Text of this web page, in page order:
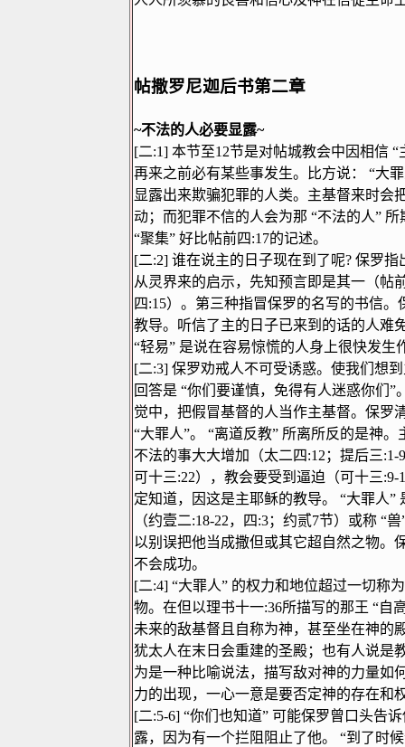
帖撒罗尼迦后书第二章
~不法的人必要显露~
[二:1] 本节至12节是对帖城教会中因相信 “
再来之前必有某些事发生。比方说：
“大
显露出来欺骗犯罪的人类。主基督来时会
动；而犯罪不信的人会为那 “不法的人” 所
“聚集” 好比帖前四:17的记述。
[二:2] 谁在说主的日子现在到了呢? 保罗指
从灵界来的启示，先知预言即是其一（帖
四:15）。第三种指冒保罗的名写的书信
教导。听信了主的日子已来到的话的人难
“轻易” 是说在容易惊慌的人身上很快发生
[二:3] 保罗劝戒人不可受诱惑。使我们想
回答是 “你们要谨慎，免得有人迷惑你们 ”
觉中，把假冒基督的人当作主基督。保罗
“大罪人”。 “离道反教” 所离所反的是神。
不法的事大大增加（太二四:12 ；提后三:1-9
可十三:22），教会要受到逼迫（可十三:9-
定知道，因这是主耶稣的教导。
“大罪人”
（约壹二:18-22，四:3；约贰7节）或称 “兽
以别误把他当成撒但或其它超自然之物。
不会成功。
[二:4] “大罪人” 的权力和地位超过一切称
物。在但以理书十一:36所描写的那王 “自
未来的敌基督且自称为神，甚至坐在神的
犹太人在末日会重建的圣殿；也有人说是
为是一种比喻说法，描写敌对神的力量如
力的出现，一心一意是要否定神的存在和
[二:5-6] “你们也知道” 可能保罗曾口头告
露，因为有一个拦阻阻止了他。
“到了时候